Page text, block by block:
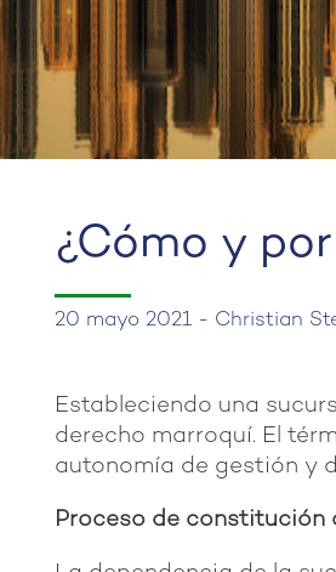
¿Cómo y
20 mayo 2021 - Christian
Estableciendo una
derecho marroquí. El
autonomía de gestión y
Proceso de constitución